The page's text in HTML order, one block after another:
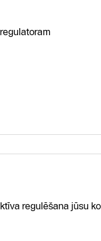
regulēšana jūsu